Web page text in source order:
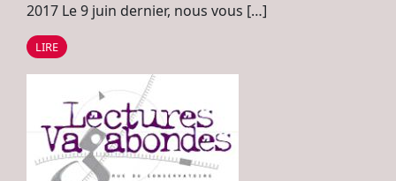
2017 Le 9 juin dernier, nous vous […]
LIRE